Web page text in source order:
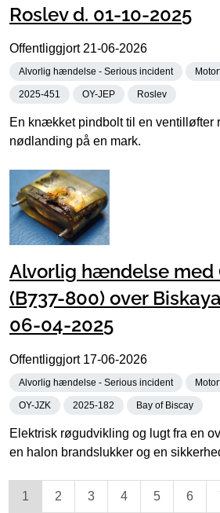
Roslev d. 01-10-2025
Offentliggjort 21-06-2026
Alvorlig hændelse - Serious incident
2025-451 OY-JEP Roslev
En knækket pindbolt til en ventilløfter
nødlanding på en mark.
Alvorlig hændelse med
(B737-800) over
06-04-2025
Offentliggjort 17-06-2026
Alvorlig hændelse - Serious incident
OY-JZK 2025-182 Bay of Biscay
Elektrisk røgudvikling og lugt fra en
en halon brandslukker og en
1 2 3 4 5 6